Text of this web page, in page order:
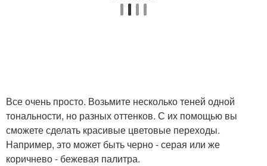
Все очень просто. Возьмите несколько теней одной
тональности, но разных оттенков. С их помощью вы
сможете сделать красивые цветовые переходы.
Например, это может быть черно - серая или же
коричнево - бежевая палитра.